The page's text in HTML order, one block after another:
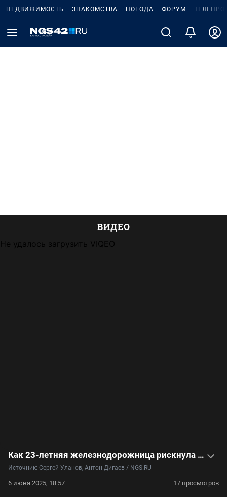
НЕДВИЖИМОСТЬ ЗНАКОМСТВА ПОГОДА ФОРУМ
ВИДЕО
Не удалось загрузить VIQEO
Как 23-летняя железнодорожница рискнула жизнью и бросилась спасать женщину — видео
Источник: Сергей Уланов, Антон Дигаев / NGS.RU
6 июня 2025, 18:57 17 просмотров